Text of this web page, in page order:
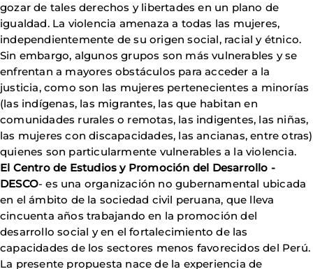
gozar de tales derechos y libertades en un plano de
igualdad. La violencia amenaza a todas las mujeres,
independientemente de su origen social, racial y étnico.
Sin embargo, algunos grupos son más vulnerables y se
enfrentan a mayores obstáculos para acceder a la
justicia, como son las mujeres pertenecientes a minorías
(las indígenas, las migrantes, las que habitan en
comunidades rurales o remotas, las indigentes, las niñas,
las mujeres con discapacidades, las ancianas, entre otras)
quienes son particularmente vulnerables a la violencia.
El Centro de Estudios y Promoción del Desarrollo -
DESCO- es una organización no gubernamental ubicada
en el ámbito de la sociedad civil peruana, que lleva
cincuenta años trabajando en la promoción del
desarrollo social y en el fortalecimiento de las
capacidades de los sectores menos favorecidos del Perú.
La presente propuesta nace de la experiencia de